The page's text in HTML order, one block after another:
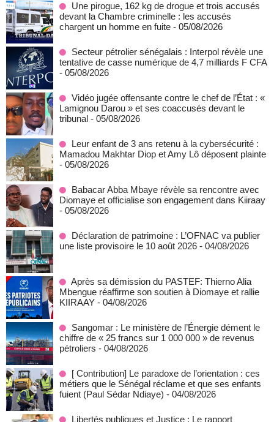
Une pirogue, 162 kg de drogue et trois accusés
devant la Chambre criminelle : les accusés
chargent un homme en fuite - 05/08/2026
Secteur pétrolier sénégalais : Interpol révèle une
tentative de casse numérique de 4,7 milliards F CFA
- 05/08/2026
Vidéo jugée offensante contre le chef de l’État : «
Lamignou Darou » et ses coaccusés devant le
tribunal - 05/08/2026
Leur enfant de 3 ans retenu à la cybersécurité :
Mamadou Makhtar Diop et Amy Lô déposent plainte
- 05/08/2026
Babacar Abba Mbaye révèle sa rencontre avec
Diomaye et officialise son engagement dans Kiiraay
- 05/08/2026
Déclaration de patrimoine : L’OFNAC va publier
une liste provisoire le 10 août 2026 - 04/08/2026
Après sa démission du PASTEF: Thierno Alia
Mbengue réaffirme son soutien à Diomaye et rallie
KIIRAAY - 04/08/2026
Sangomar : Le ministère de l’Énergie dément le
chiffre de « 25 francs sur 1 000 000 » de revenus
pétroliers - 04/08/2026
[ Contribution] Le paradoxe de l’orientation : ces
métiers que le Sénégal réclame et que ses enfants
fuient (Paul Sédar Ndiaye) - 04/08/2026
Libertés publiques et Justice : Le rapport